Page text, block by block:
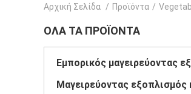
Αρχική Σελίδα / Προϊόντα /
ΌΛΑ ΤΑ ΠΡΟΪΌΝΤΑ